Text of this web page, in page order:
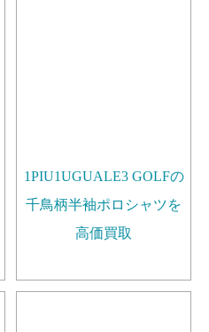
1PIU1UGUALE3 GOLFの
千鳥柄半袖ポロシャツを
高価買取